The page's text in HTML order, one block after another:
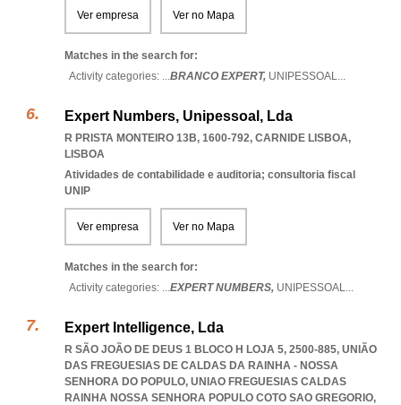
Ver empresa Ver no Mapa
Matches in the search for:
Activity categories: ...BRANCO EXPERT, UNIPESSOAL...
Expert Numbers, Unipessoal, Lda
R PRISTA MONTEIRO 13B, 1600-792, CARNIDE LISBOA,
LISBOA
Atividades de contabilidade e auditoria; consultoria fiscal
UNIP
Ver empresa Ver no Mapa
Matches in the search for:
Activity categories: ...EXPERT NUMBERS, UNIPESSOAL...
Expert Intelligence, Lda
R SÃO JOÃO DE DEUS 1 BLOCO H LOJA 5, 2500-885, UNIÃO
DAS FREGUESIAS DE CALDAS DA RAINHA - NOSSA
SENHORA DO POPULO, UNIAO FREGUESIAS CALDAS
RAINHA NOSSA SENHORA POPULO COTO SAO GREGORIO,